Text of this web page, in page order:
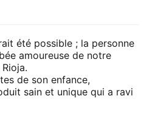
été possible ; la personne
amoureuse de notre
de son enfance,
sain et unique qui a ravi